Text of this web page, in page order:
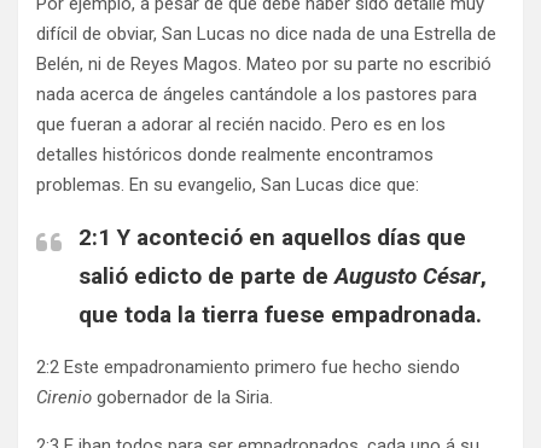
difícil de obviar, San Lucas no dice nada de una Estrella de
Belén, ni de Reyes Magos. Mateo por su parte no escribió
nada acerca de ángeles cantándole a los pastores para
que fueran a adorar al recién nacido. Pero es en los
detalles históricos donde realmente encontramos
problemas. En su evangelio, San Lucas dice que:
2:1 Y aconteció en aquellos días que
salió edicto de parte deAugusto César,
que toda la tierra fuese empadronada.
2:2 Este empadronamiento primero fue hecho siendo
Cirenio gobernador de la Siria.